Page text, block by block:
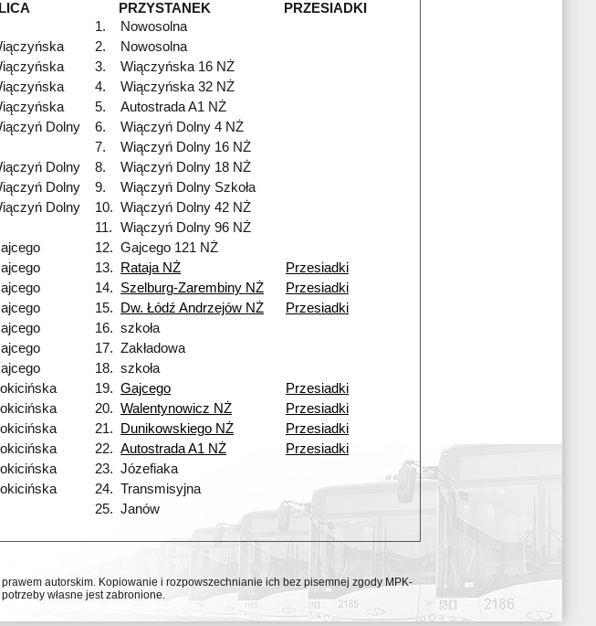
PRZYSTANEK
PRZESIADKI
1.
Nowosolna
2.
Nowosolna
3.
Wiączyńska 16 NŻ
4.
Wiączyńska 32 NŻ
5.
Autostrada A1 NŻ
Dolny
6.
Wiączyń Dolny 4 NŻ
7.
Wiączyń Dolny 16 NŻ
Dolny
8.
Wiączyń Dolny 18 NŻ
Dolny
9.
Wiączyń Dolny Szkoła
Dolny
10. Wiączyń Dolny 42 NŻ
11.
Wiączyń Dolny 96 NŻ
12. Gajcego 121 NŻ
13. Rataja NŻ
Przesiadki
14. Szelburg-Zarembiny NŻ
Przesiadki
15. Dw. Łódź Andrzejów NŻ
Przesiadki
16. szkoła
17. Zakładowa
18. szkoła
19. Gajcego
Przesiadki
20. Walentynowicz NŻ
Przesiadki
21. Dunikowskiego NŻ
Przesiadki
22. Autostrada A1 NŻ
Przesiadki
23. Józefiaka
24. Transmisyjna
25. Janów
autorskim. Kopiowanie i rozpowszechnianie ich bez pisemnej zgody MPK-
własne jest zabronione.